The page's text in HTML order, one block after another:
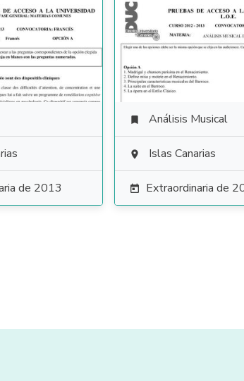
de 2013
 Análisis Musical
 Islas Canarias
 Extraordinaria de